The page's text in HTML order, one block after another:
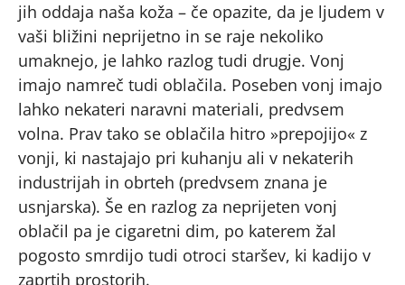
jih oddaja naša koža – če opazite, da je ljudem v
vaši bližini neprijetno in se raje nekoliko
umaknejo, je lahko razlog tudi drugje. Vonj
imajo namreč tudi oblačila. Poseben vonj imajo
lahko nekateri naravni materiali, predvsem
volna. Prav tako se oblačila hitro »prepojijo« z
vonji, ki nastajajo pri kuhanju ali v nekaterih
industrijah in obrteh (predvsem znana je
usnjarska). Še en razlog za neprijeten vonj
oblačil pa je cigaretni dim, po katerem žal
pogosto smrdijo tudi otroci staršev, ki kadijo v
zaprtih prostorih.